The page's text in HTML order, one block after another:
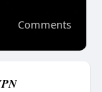
Comments